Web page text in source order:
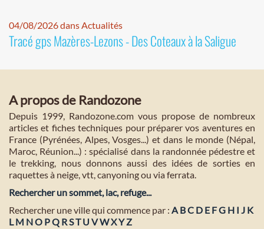
04/08/2026 dans Actualités
Tracé gps Mazères-Lezons - Des Coteaux à la Saligue
A propos de Randozone
Depuis 1999, Randozone.com vous propose de nombreux
articles et fiches techniques pour préparer vos aventures en
France (Pyrénées, Alpes, Vosges...) et dans le monde (Népal,
Maroc, Réunion...) : spécialisé dans la randonnée pédestre et
le trekking, nous donnons aussi des idées de sorties en
raquettes à neige, vtt, canyoning ou via ferrata.
Rechercher un sommet, lac, refuge...
Rechercher une ville qui commence par : A BC D E FG H I J K
L M NO PQ RST U VWXYZ